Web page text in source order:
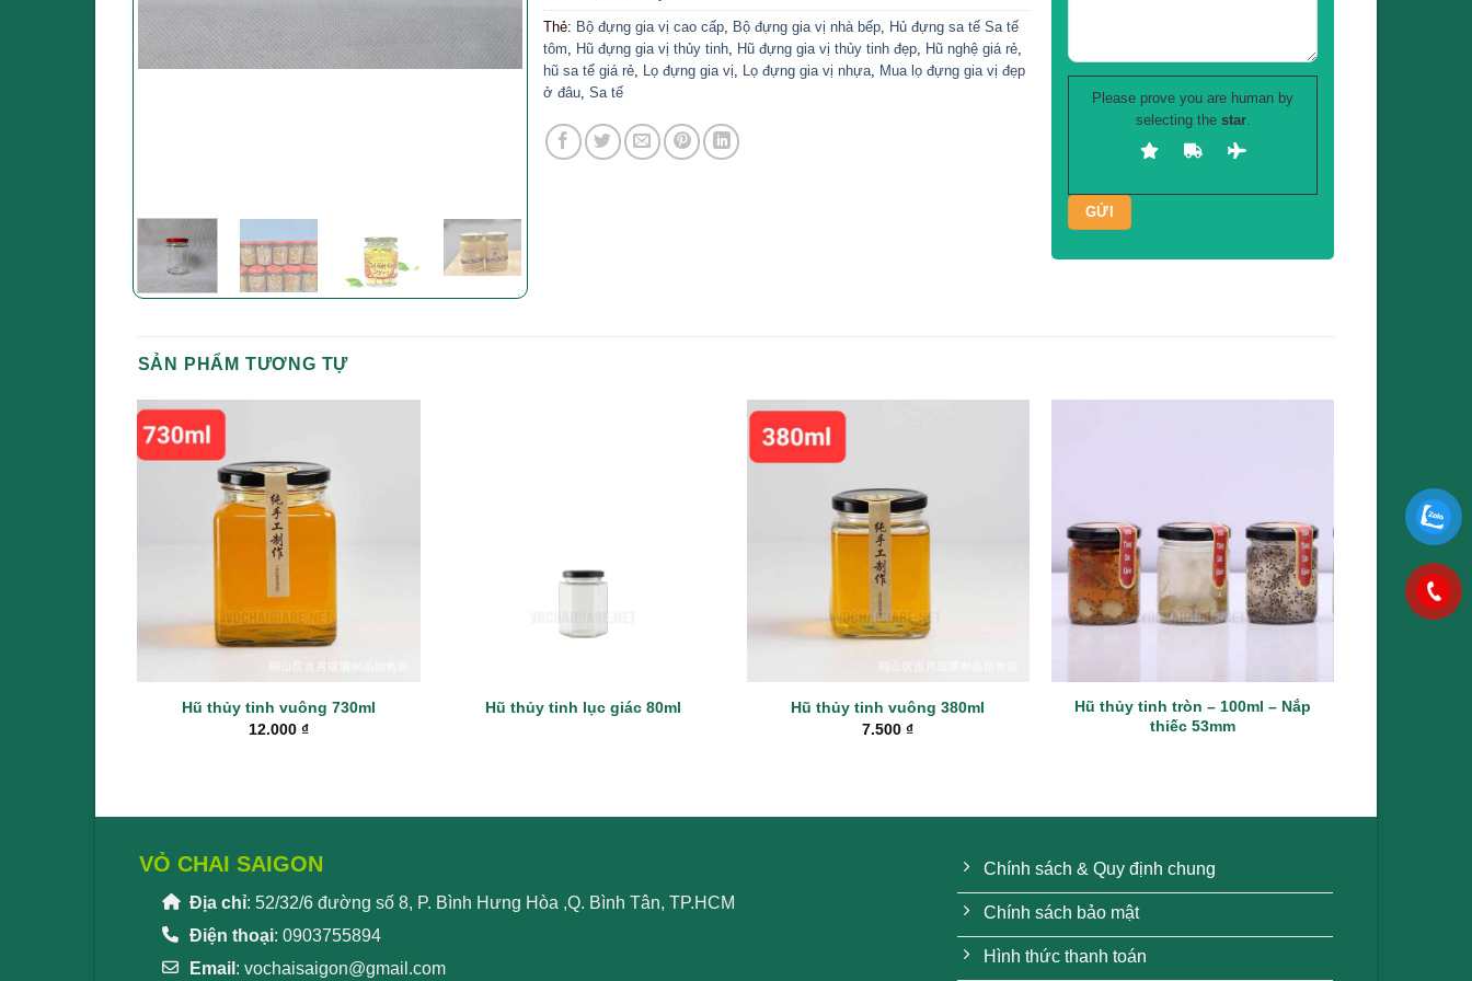
Thẻ: Bộ đựng gia vị cao cấp Bộ đựng gia vị nhà bếp
Hủ đựng sa tế Sa tế
tôm
Hũ đựng gia vị thủy tinh Hũ đựng gia vị thủy tinh đẹp Hũ nghệ giá rẻ
hũ sa tể giá rẻ
Lọ đựng gia vị Lọ đựng gia vị nhựa
Mua lọ đựng gia vị đẹp
ở đâu ,Sa tế
Please prove you are human by
selecting thestar.
SẢN PHẨM TƯƠNG TỰ
Hũ thủy tinh vuông 730ml
12.000₫
Hũ thủy tinh lục giác 80ml
Hũ thủy tinh vuông 380ml
7.500₫
Hũ thủy tinh tròn – 100ml – Nắp
thiếc 53mm
VỎ CHAI SAIGON
Địa chỉ: 52/32/6 đường số 8, P. Bình Hưng Hòa ,Q. Bình Tân, TP.HCM
Điện thoại: 0903755894
Email : vochaisaigon@gmail.com
Chính sách & Quy định chung
Chính sách bảo mật
Hình thức thanh toán